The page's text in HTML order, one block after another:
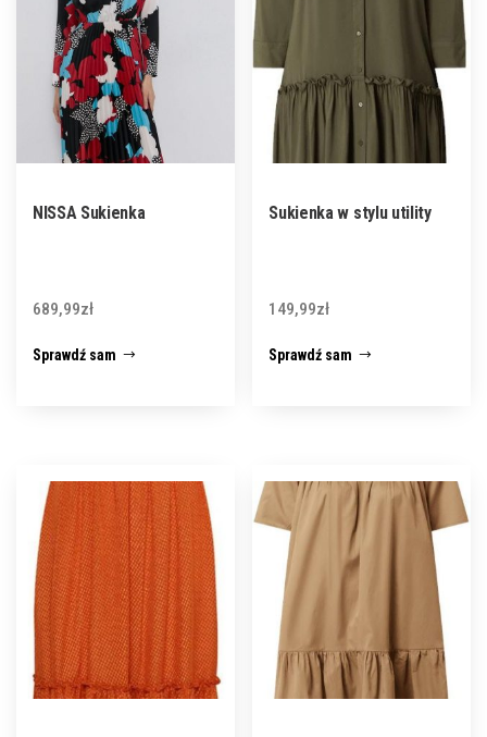
NISSA Sukienka
689,99zł
Sprawdź sam
Sukienka w stylu utility
149,99zł
Sprawdź sam